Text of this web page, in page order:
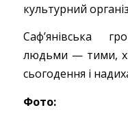
культурний
Саф’янівська
людьми — тими,
сьогодення і
Фото: